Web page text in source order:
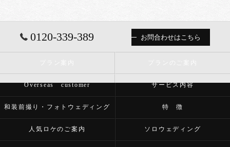
0120-339-389 お問合わせはこちら
Overseas customer サービス内容
和装前撮り・フォトウェディング 特 徴
人気ロケのご案内 ソロウェディング